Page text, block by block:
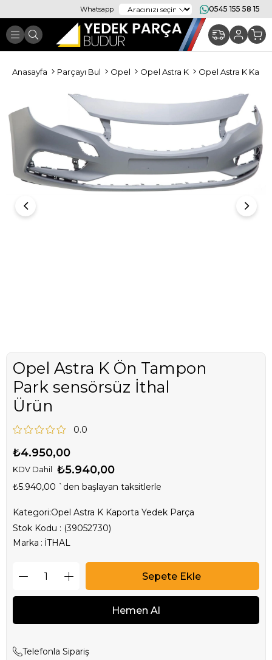
Whatsapp 0545 155 58 15
Anasayfa Parçayı Bul Opel Opel Astra K Opel Astra K
Opel Astra K Ön Tampon
Park sensörsüz İthal
Ürün
0.0
₺4.950,00
KDV Dahil ₺5.940,00
₺5.940,00 `den başlayan taksitlerle
Kategori:Opel Astra K Kaporta Yedek Parça
Stok Kodu
(39052730)
Marka : İTHAL
Telefonla Sipariş